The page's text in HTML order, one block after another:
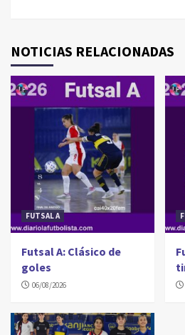
NOTICIAS RELACIONADAS
FUTSAL A
Futsal A: Clásico de
goles
06/08/2026